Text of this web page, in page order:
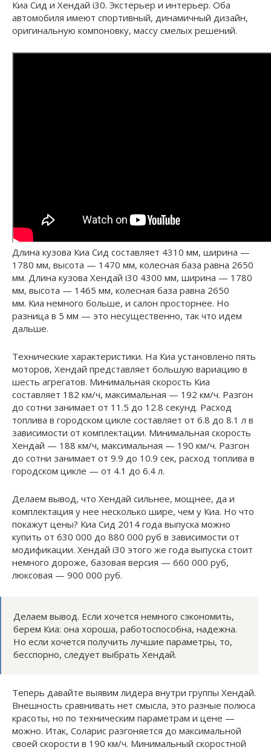
Киа Сид и Хендай i30. Экстерьер и интерьер. Оба
автомобиля имеют спортивный, динамичный дизайн,
оригинальную компоновку, массу смелых решений.
Длина кузова Киа Сид составляет 4310 мм, ширина —
1780 мм, высота — 1470 мм, колесная база равна 2650
мм. Длина кузова Хендай i30 4300 мм, ширина — 1780
мм, высота — 1465 мм, колесная база равна 2650
мм. Киа немного больше, и салон просторнее. Но
разница в 5 мм — это несущественно, так что идем
дальше.
Технические характеристики. На Киа установлено пять
моторов, Хендай представляет большую вариацию в
шесть агрегатов. Минимальная скорость Киа
составляет 182 км/ч, максимальная — 192 км/ч. Разгон
до сотни занимает от 11.5 до 12.8 секунд. Расход
топлива в городском цикле составляет от 6.8 до 8.1 л в
зависимости от комплектации. Минимальная скорость
Хендай — 188 км/ч, максимальная — 190 км/ч. Разгон
до сотни занимает от 9.9 до 10.9 сек, расход топлива в
городском цикле — от 4.1 до 6.4 л.
Делаем вывод, что Хендай сильнее, мощнее, да и
комплектация у нее несколько шире, чем у Киа. Но что
покажут цены? Киа Сид 2014 года выпуска можно
купить от 630 000 до 880 000 руб в зависимости от
модификации. Хендай i30 этого же года выпуска стоит
немного дороже, базовая версия — 660 000 руб,
люксовая — 900 000 руб.
Делаем вывод. Если хочется немного сэкономить,
берем Киа: она хороша, работоспособна, надежна.
Но если хочется получить лучшие параметры, то,
бесспорно, следует выбрать Хендай.
Теперь давайте выявим лидера внутри группы Хендай.
Внешность сравнивать нет смысла, это разные полюса
красоты, но по техническим параметрам и цене —
можно. Итак, Соларис разгоняется до максимальной
своей скорости в 190 км/ч. Минимальный скоростной